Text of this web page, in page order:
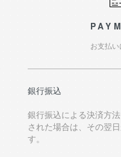
お支払
銀行振込
銀行振込による決済方
された場合は、その翌
す。